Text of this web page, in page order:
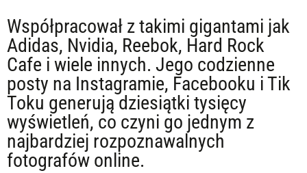
Współpracował z takimi gigantami jak
Adidas, Nvidia, Reebok, Hard Rock
Cafe i wiele innych. Jego codzienne
posty na Instagramie, Facebooku i Tik
Toku generują dziesiątki tysięcy
wyświetleń, co czyni go jednym z
najbardziej rozpoznawalnych
fotografów online.